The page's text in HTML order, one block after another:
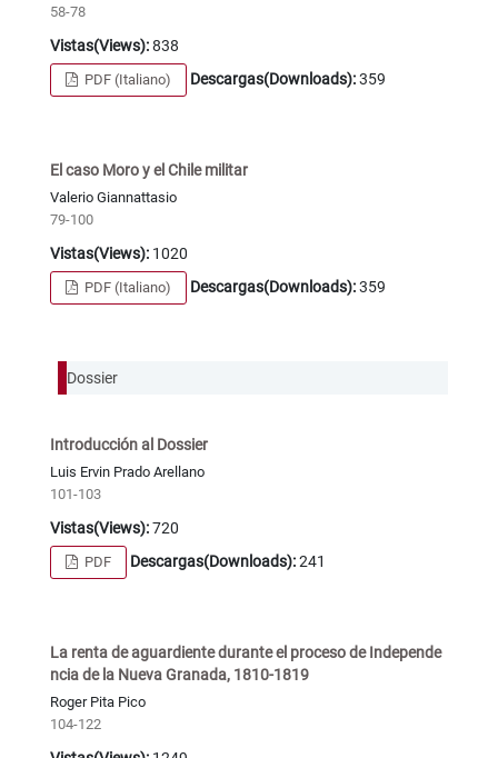
58-78
Vistas(Views):838
PDF (Italiano) Descargas(Downloads):359
El caso Moro y el Chile militar
Valerio Giannattasio
79-100
Vistas(Views):1020
PDF (Italiano) Descargas(Downloads):359
Dossier
Introducción al Dossier
Luis Ervin Prado Arellano
101-103
Vistas(Views):720
PDF Descargas(Downloads):241
La renta de aguardiente durante el proceso de Independe
ncia de la Nueva Granada, 1810-1819
Roger Pita Pico
104-122